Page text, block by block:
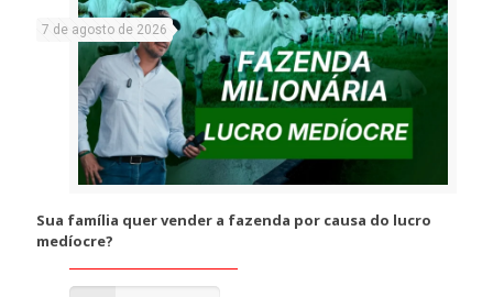
7 de agosto de 2026
Sua família quer vender a fazenda por causa do lucro
medíocre?